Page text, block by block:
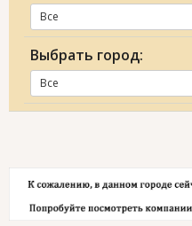
Все
Выбрать город:
Все